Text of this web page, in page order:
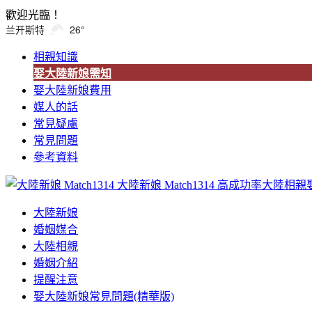
歡迎光臨！
兰开斯特 26°
相親知識
娶大陸新娘需知
娶大陸新娘費用
媒人的話
常見疑慮
常見問題
參考資料
大陸新娘 Match1314 高成功率大陸相親
大陸新娘
婚姻媒合
大陸相親
婚姻介紹
提醒注意
娶大陸新娘常見問題(精華版)